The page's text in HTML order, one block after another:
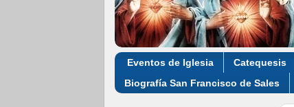
Eventos de Iglesia Catequesis
Biografía San Francisco de Sales